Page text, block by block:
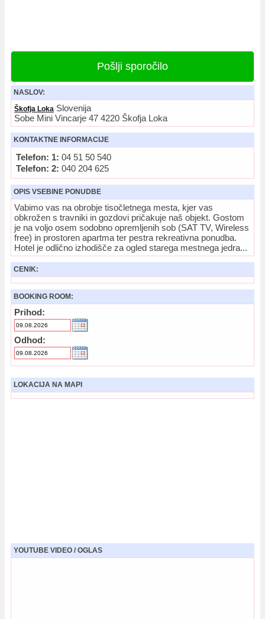
Pošlji sporočilo
NASLOV:
Škofja Loka Slovenija
Sobe Mini Vincarje 47 4220 Škofja Loka
KONTAKTNE INFORMACIJE
Telefon: 1: 04 51 50 540
Telefon: 2: 040 204 625
OPIS VSEBINE PONUDBE
Vabimo vas na obrobje tisočletnega mesta, kjer vas
obkrožen s travniki in gozdovi pričakuje naš objekt. Gostom
je na voljo osem sodobno opremljenih sob (SAT TV, Wireless
free) in prostoren apartma ter pestra rekreativna ponudba.
Hotel je odlično izhodišče za ogled starega mestnega jedra...
CENIK:
BOOKING ROOM:
Prihod:
Odhod:
LOKACIJA NA MAPI
YOUTUBE VIDEO / OGLAS